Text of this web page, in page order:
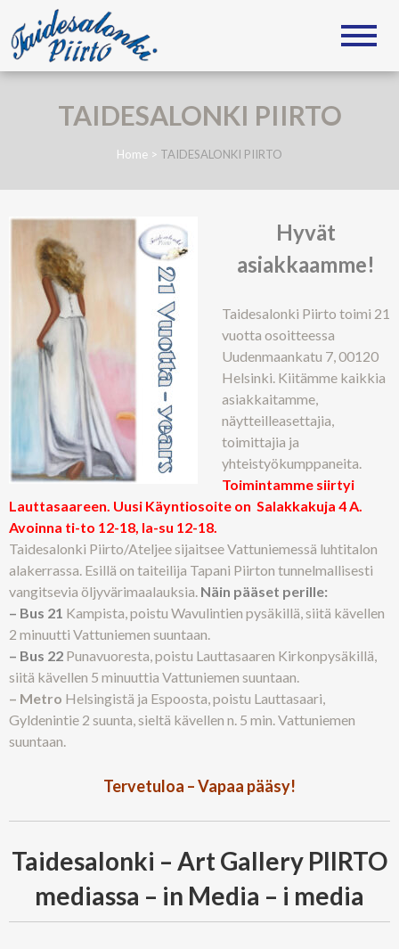
TAIDESALONKI PIIRTO
Home > TAIDESALONKI PIIRTO
Hyvät
asiakkaamme!
Taidesalonki Piirto toimi 21
vuotta osoitteessa
Uudenmaankatu 7, 00120
Helsinki. Kiitämme kaikkia
asiakkaitamme,
näytteilleasettajia,
toimittajia ja
yhteistyökumppaneita.
Toimintamme siirtyi
Lauttasaareen. Uusi Käyntiosoite on Salakkakuja 4 A.
Avoinna ti-to 12-18, la-su 12-18.
Taidesalonki Piirto/Ateljee sijaitsee Vattuniemessä luhtitalon
alakerrassa. Esillä on taiteilija Tapani Piirton tunnelmallisesti
vangitsevia öljyvärimaalauksia. Näin pääset perille:
– Bus 21 Kampista, poistu Wavulintien pysäkillä, siitä kävellen
2 minuutti Vattuniemen suuntaan.
– Bus 22 Punavuoresta, poistu Lauttasaaren Kirkonpysäkillä,
siitä kävellen 5 minuuttia Vattuniemen suuntaan.
– Metro Helsingistä ja Espoosta, poistu Lauttasaari,
Gyldenintie 2 suunta, sieltä kävellen n. 5 min. Vattuniemen
suuntaan.
Tervetuloa – Vapaa pääsy!
Taidesalonki – Art Gallery PIIRTO
mediassa – in Media – i media